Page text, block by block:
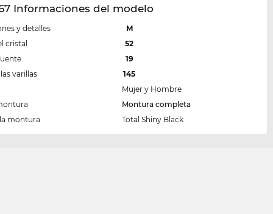
Informaciones del modelo
y detalles
M
cristal
52
19
varillas
145
Mujer y Hombre
Montura completa
montura
Total Shiny Black